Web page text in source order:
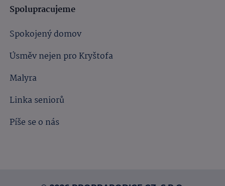
Spolupracujeme
Spokojený domov
Úsměv nejen pro Kryštofa
Malyra
Linka seniorů
Píše se o nás